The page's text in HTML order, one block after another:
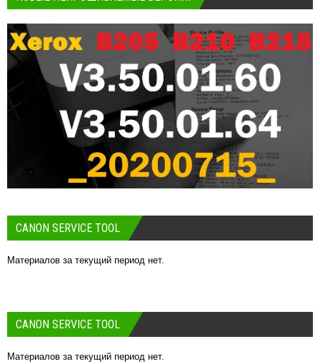
CANON SERVICE TOOL
Материалов за текущий период нет.
CANON SERVICE TOOL
Материалов за текущий период нет.